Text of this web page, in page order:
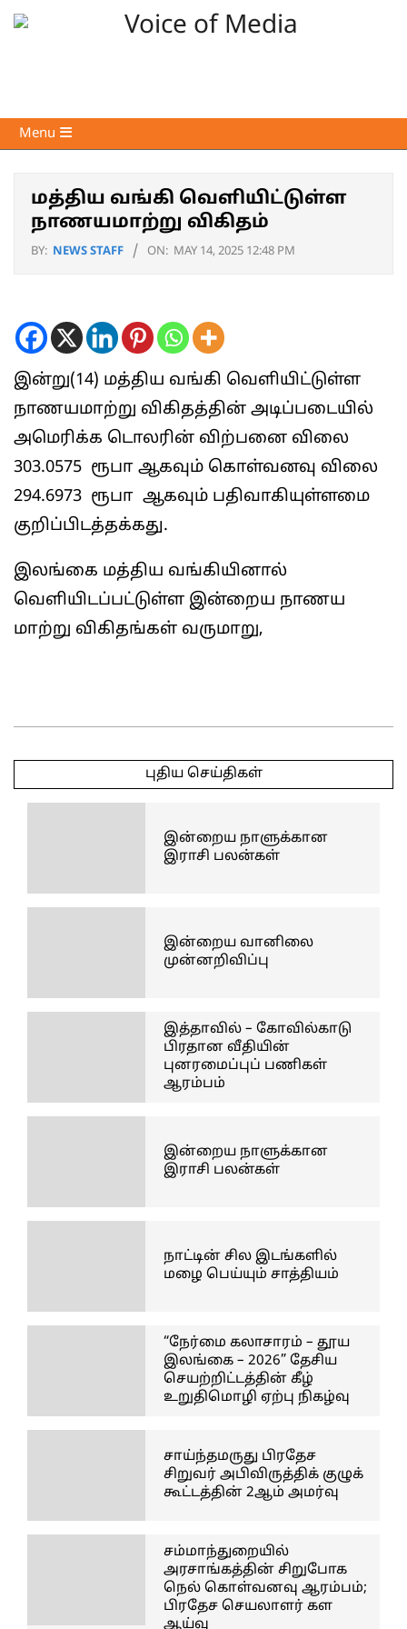
Skip
Voice
of
Primary
Navigation
Menu
மத்திய வங்கி வெளியிட்டுள்ள
நாணயமாற்று விகிதம்
BY: NEWS STAFF ON: MAY 14, 2025 12:48 PM
இன்று(14) மத்திய வங்கி வெளியிட்டுள்ள
நாணயமாற்று விகிதத்தின் அடிப்படையில்
அமெரிக்க டொலரின் விற்பனை விலை
303.0575 ரூபா ஆகவும் கொள்வனவு விலை
294.6973 ரூபா ஆகவும் பதிவாகியுள்ளமை
குறிப்பிடத்தக்கது.
இலங்கை மத்திய வங்கியினால்
வெளியிடப்பட்டுள்ள இன்றைய நாணய
மாற்று விகிதங்கள் வருமாறு,
05-
புதிய செய்திகள்
இன்றைய நாளுக்கான
இராசி பலன்கள்
இன்றைய வானிலை
முன்னறிவிப்பு
இத்தாவில் – கோவில்காடு
பிரதான வீதியின்
புனரமைப்புப் பணிகள்
ஆரம்பம்
இன்றைய நாளுக்கான
இராசி பலன்கள்
நாட்டின் சில இடங்களில்
மழை பெய்யும் சாத்தியம்
“நேர்மை கலாசாரம் – தூய
இலங்கை – 2026” தேசிய
செயற்றிட்டத்தின் கீழ்
உறுதிமொழி ஏற்பு நிகழ்வு
சாய்ந்தமருது பிரதேச
சிறுவர் அபிவிருத்திக் குழுக்
கூட்டத்தின் 2ஆம் அமர்வு
சம்மாந்துறையில்
அரசாங்கத்தின் சிறுபோக
நெல் கொள்வனவு ஆரம்பம்;
பிரதேச செயலாளர் கள
ஆய்வு